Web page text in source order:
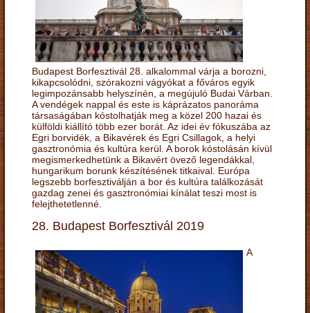
Budapest Borfesztivál 28. alkalommal várja a borozni,
kikapcsolódni, szórakozni vágyókat a főváros egyik
legimpozánsabb helyszínén, a megújuló Budai Várban.
A vendégek nappal és este is káprázatos panoráma
társaságában kóstolhatják meg a közel 200 hazai és
külföldi kiállító több ezer borát. Az idei év fókuszába az
Egri borvidék, a Bikavérek és Egri Csillagok, a helyi
gasztronómia és kultúra kerül. A borok kóstolásán kívül
megismerkedhetünk a Bikavért övező legendákkal,
hungarikum borunk készítésének titkaival. Európa
legszebb borfesztiválján a bor és kultúra találkozását
gazdag zenei és gasztronómiai kínálat teszi most is
felejthetetlenné.
28. Budapest Borfesztivál 2019
A